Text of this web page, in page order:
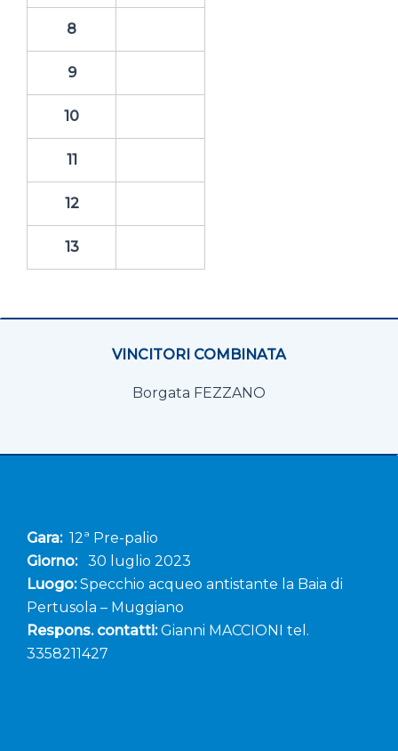
8
9
10
11
12
13
VINCITORI COMBINATA
Borgata FEZZANO
Gara: 12ª Pre-palio
Giorno: 30 luglio 2023
Luogo:Specchio acqueo antistante la Baia di
Pertusola – Muggiano
Respons. contatti:Gianni MACCIONI tel.
3358211427